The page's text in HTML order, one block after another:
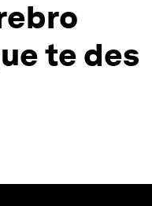
te des